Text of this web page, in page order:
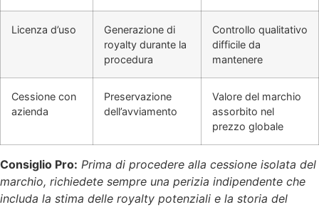
Licenza d’uso
Generazione di
royalty durante la
procedura
Controllo qualitativo
difficile da
mantenere
Cessione con
azienda
Preservazione
dell’avviamento
Valore del marchio
assorbito nel
prezzo globale
Consiglio Pro: Prima di procedere alla cessione isolata del
marchio, richiedete sempre una perizia indipendente che
includa la stima delle royalty potenziali e la storia del